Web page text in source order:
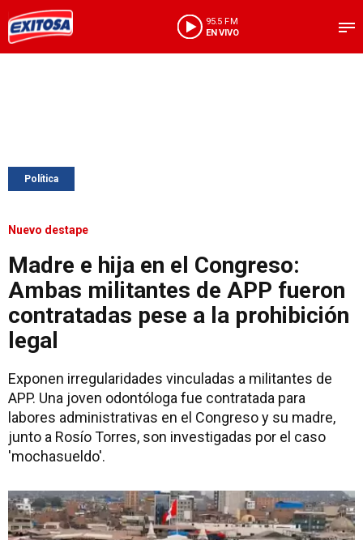
95.5 FM
EN VIVO
Política
Nuevo destape
Madre e hija en el Congreso:
Ambas militantes de APP fueron
contratadas pese a la prohibición
legal
Exponen irregularidades vinculadas a militantes de
APP. Una joven odontóloga fue contratada para
labores administrativas en el Congreso y su madre,
junto a Rosío Torres, son investigadas por el caso
'mochasueldo'.